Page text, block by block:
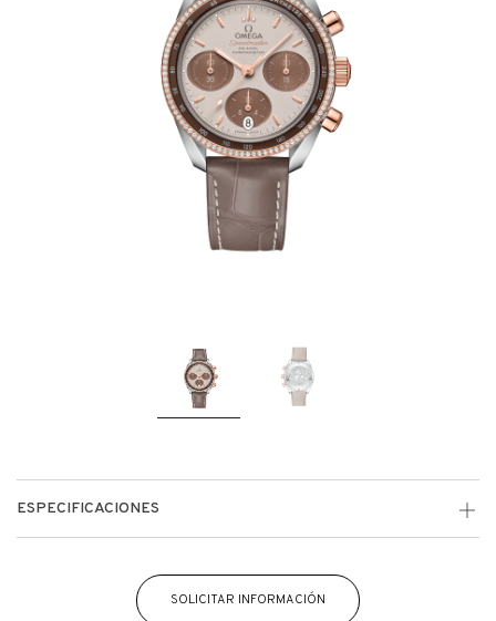
ESPECIFICACIONES
SOLICITAR INFORMACIÓN